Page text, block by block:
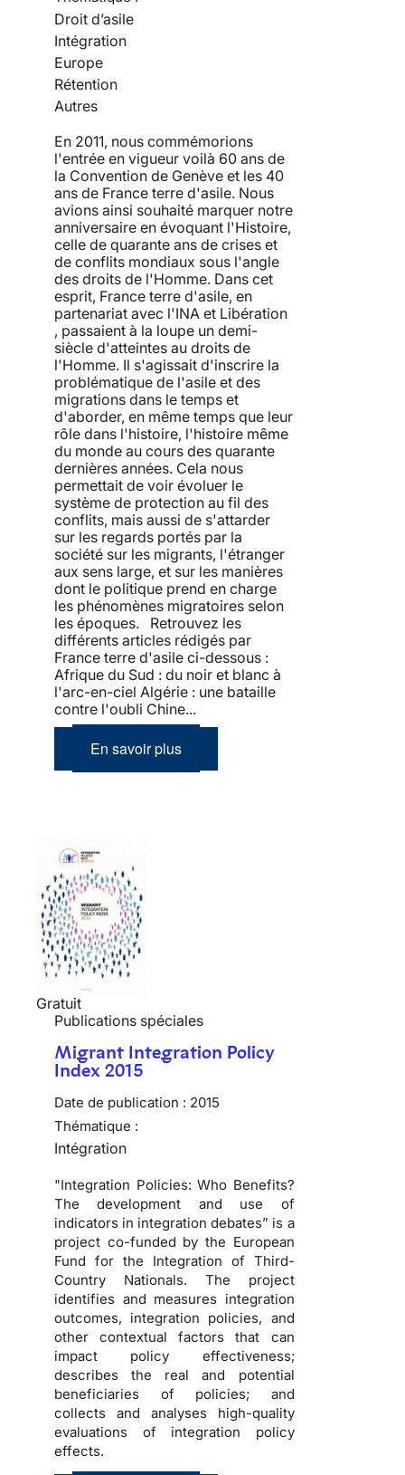
Droit d’asile
Intégration
Europe
Rétention
Autres
En 2011, nous commémorions
l'entrée en vigueur voilà 60 ans de
la Convention de Genève et les 40
ans de France terre d'asile. Nous
avions ainsi souhaité marquer notre
anniversaire en évoquant l'Histoire,
celle de quarante ans de crises et
de conflits mondiaux sous l'angle
des droits de l'Homme. Dans cet
esprit, France terre d'asile, en
partenariat avec l'INA et Libération
, passaient à la loupe un demi-
siècle d'atteintes au droits de
l'Homme. Il s'agissait d'inscrire la
problématique de l'asile et des
migrations dans le temps et
d'aborder, en même temps que leur
rôle dans l'histoire, l'histoire même
du monde au cours des quarante
dernières années. Cela nous
permettait de voir évoluer le
système de protection au fil des
conflits, mais aussi de s'attarder
sur les regards portés par la
société sur les migrants, l'étranger
aux sens large, et sur les manières
dont le politique prend en charge
les phénomènes migratoires selon
les époques. Retrouvez les
différents articles rédigés par
France terre d'asile ci-dessous :
Afrique du Sud : du noir et blanc à
l'arc-en-ciel Algérie : une bataille
contre l'oubli Chine...
En savoir plus
Gratuit
Publications spéciales
Migrant Integration Policy
Index 2015
Date de publication : 2015
Thématique :
Intégration
"Integration Policies: Who Benefits?
The development and use of
indicators in integration debates” is a
project co-funded by the European
Fund for the Integration of Third-
Country Nationals. The project
identifies and measures integration
outcomes, integration policies, and
other contextual factors that can
impact policy effectiveness;
describes the real and potential
beneficiaries of policies; and
collects and analyses high-quality
evaluations of integration policy
effects.